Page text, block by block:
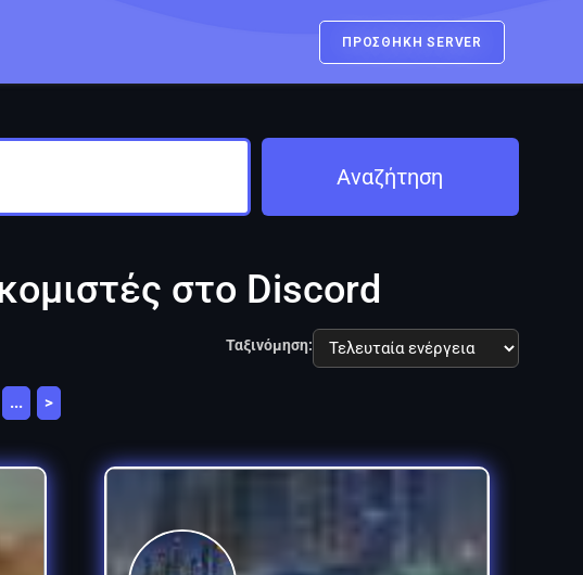
ΠΡΟΣΘΗΚΗ SERVER
Αναζήτηση
στο Discord
Ταξινόμηση:
... >